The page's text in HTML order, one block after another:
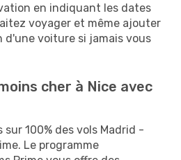
en indiquant les dates
voyager et même ajouter
d'une voiture si jamais vous
cher à Nice avec
100% des vols Madrid -
Le programme